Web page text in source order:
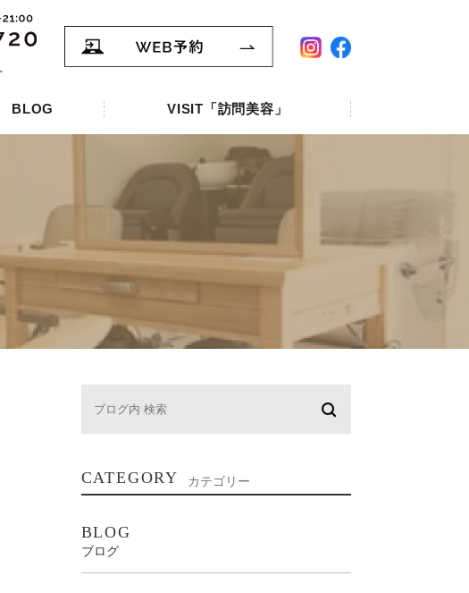
BLOG VISIT「訪問美容」
CATEGORY カテゴリー
BLOG
ブログ